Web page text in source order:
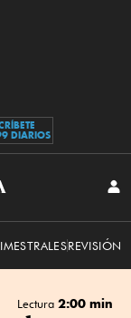
DIARIOS
REVISIÓN
Lectura 2:00 min